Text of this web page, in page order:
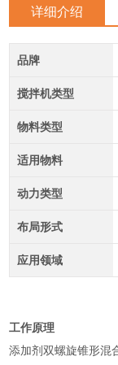
详细介绍
品牌
搅拌机类型
物料类型
适用物料
动力类型
布局形式
应用领域
工作原理
添加剂双螺旋锥形混